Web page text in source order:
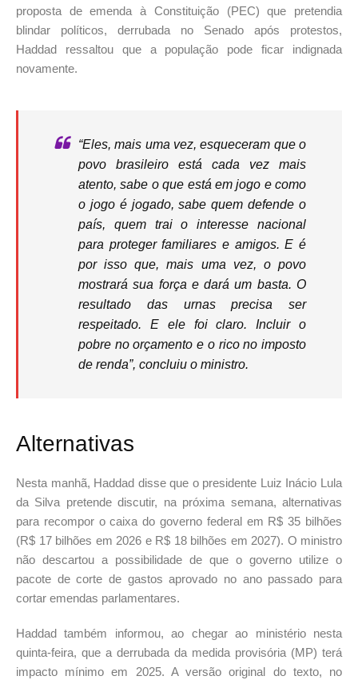
proposta de emenda à Constituição (PEC) que pretendia
blindar políticos, derrubada no Senado após protestos,
Haddad ressaltou que a população pode ficar indignada
novamente.
“Eles, mais uma vez, esqueceram que o
povo brasileiro está cada vez mais
atento, sabe o que está em jogo e como
o jogo é jogado, sabe quem defende o
país, quem trai o interesse nacional
para proteger familiares e amigos. E é
por isso que, mais uma vez, o povo
mostrará sua força e dará um basta. O
resultado das urnas precisa ser
respeitado. E ele foi claro. Incluir o
pobre no orçamento e o rico no imposto
de renda”, concluiu o ministro.
Alternativas
Nesta manhã, Haddad disse que o presidente Luiz Inácio Lula
da Silva pretende discutir, na próxima semana, alternativas
para recompor o caixa do governo federal em R$ 35 bilhões
(R$ 17 bilhões em 2026 e R$ 18 bilhões em 2027). O ministro
não descartou a possibilidade de que o governo utilize o
pacote de corte de gastos aprovado no ano passado para
cortar emendas parlamentares.
Haddad também informou, ao chegar ao ministério nesta
quinta-feira, que a derrubada da medida provisória (MP) terá
impacto mínimo em 2025. A versão original do texto, no